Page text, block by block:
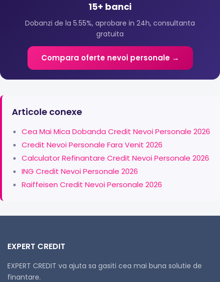
15+ banci
Dobanzi de la 5.55%, aprobare in 24h, consultanta
gratuita
Compara oferte nevoi personale →
Articole conexe
Cea Mai Mica Dobanda Credit Nevoi Personale 2026
Credit Nevoi Personale Fara Venit 2026
Calculator Refinantare Credit Nevoi Personale 2026
ING Credit Nevoi Personale 2026
Raiffeisen Credit Nevoi Personale 2026
EXPERT CREDIT
EXPERT CREDIT va ajuta sa gasiti cea mai buna solutie de
finantare.